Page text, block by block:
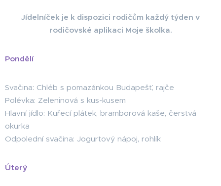
Jídelníček je k dispozici rodičům každý týden v
rodičovské aplikaci Moje školka.
Pondělí
Svačina: Chléb s pomazánkou Budapešť, rajče
Polévka: Zeleninová s kus-kusem
Hlavní jídlo: Kuřecí plátek, bramborová kaše, čerstvá
okurka
Odpolední svačina: Jogurtový nápoj, rohlík
Úterý